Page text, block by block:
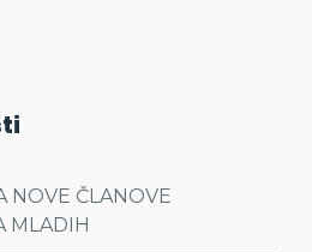
NOVE ČLANOVE
MLADIH